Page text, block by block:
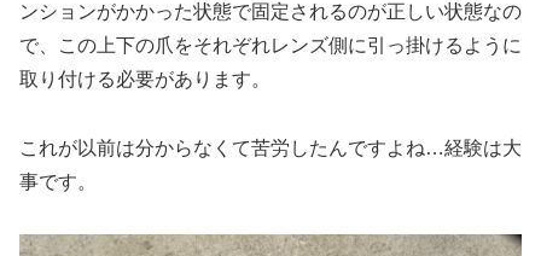
ンションがかかった状態で固定されるのが正しい状態なの
で、この上下の爪をそれぞれレンズ側に引っ掛けるように
取り付ける必要があります。
これが以前は分からなくて苦労したんですよね…経験は大
事です。